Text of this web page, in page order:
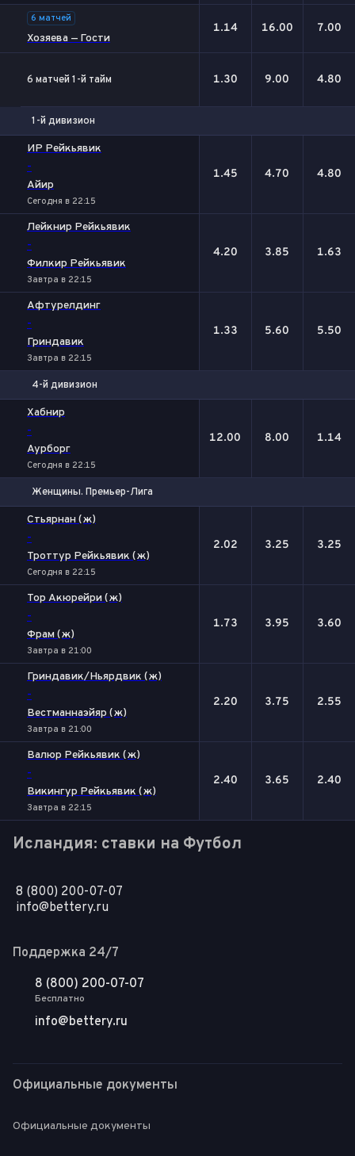
6 матчей
Хозяева — Гости
1.14 16.00 7.00
6 матчей 1-й тайм 1.30 9.00 4.80
1-й дивизион
ИР Рейкьявик
-
Айир
Сегодня в 22:15
1.45 4.70 4.80
Лейкнир Рейкьявик
-
Филкир Рейкьявик
Завтра в 22:15
4.20 3.85 1.63
Афтурелдинг
-
Гриндавик
Завтра в 22:15
1.33 5.60 5.50
4-й дивизион
Хабнир
-
Аурборг
Сегодня в 22:15
12.00 8.00 1.14
Женщины. Премьер-Лига
Стьярнан (ж)
-
Троттур Рейкьявик (ж)
Сегодня в 22:15
2.02 3.25 3.25
Тор Акюрейри (ж)
-
Фрам (ж)
Завтра в 21:00
1.73 3.95 3.60
Гриндавик/Ньярдвик (ж)
-
Вестманнаэйяр (ж)
Завтра в 21:00
2.20 3.75 2.55
Валюр Рейкьявик (ж)
-
Викингур Рейкьявик (ж)
Завтра в 22:15
2.40 3.65 2.40
Исландия: ставки на Футбол
8 (800) 200-07-07
info@bettery.ru
Поддержка 24/7
8 (800) 200-07-07
Бесплатно
info@bettery.ru
Официальные документы
Официальные документы